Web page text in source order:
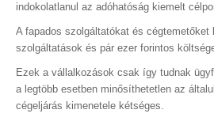
indokolatlanul az adóhatóság kiemelt
A fapados szolgáltatókat és cégtemetőket
szolgáltatások és pár ezer forintos
Ezek a vállalkozások csak így tudnak
a legtöbb esetben minősíthetetlen az
cégeljárás kimenetele kétséges.